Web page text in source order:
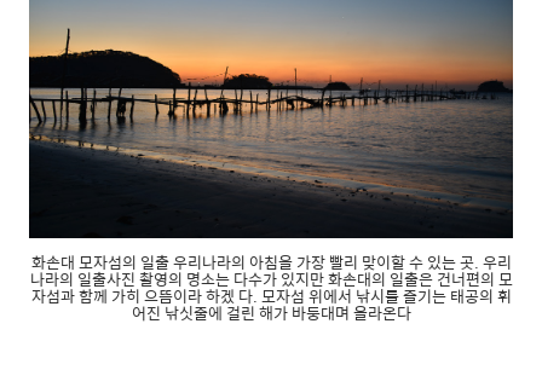
화손대 모자섬의 일출 우리나라의 아침을 가장 빨리 맞이할 수 있는 곳. 우리
나라의 일출사진 촬영의 명소는 다수가 있지만 화손대의 일출은 건너편의 모
자섬과 함께 가히 으뜸이라 하겠 다. 모자섬 위에서 낚시를 즐기는 태공의 휘
어진 낚싯줄에 걸린 해가 바둥대며 올라온다